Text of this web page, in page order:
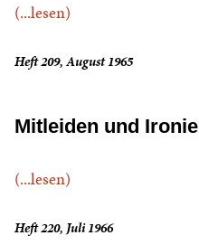
(...lesen)
Heft 209, August 1965
Mitleiden und Ironie
(...lesen)
Heft 220, Juli 1966